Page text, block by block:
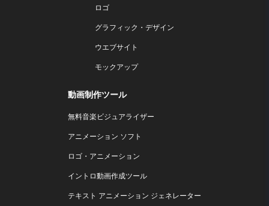
ロゴ
グラフィック・デザイン
ウエブサイト
モックアップ
動画制作ツール
無料音楽ビジュアライザー
アニメーション ソフト
ロゴ・アニメーション
イントロ動画作成ツール
テキスト アニメーション ジェネレーター